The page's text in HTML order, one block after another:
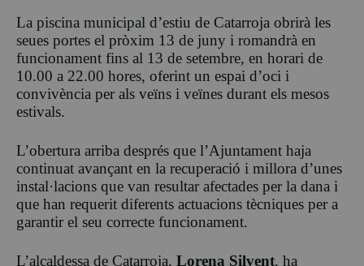
La piscina municipal d’estiu de Catarroja obrirà les
seues portes el pròxim 13 de juny i romandrà en
funcionament fins al 13 de setembre, en horari de
10.00 a 22.00 hores, oferint un espai d’oci i
convivència per als veïns i veïnes durant els mesos
estivals.
L’obertura arriba després que l’Ajuntament haja
continuat avançant en la recuperació i millora d’unes
instal·lacions que van resultar afectades per la dana i
que han requerit diferents actuacions tècniques per a
garantir el seu correcte funcionament.
L’alcaldessa de Catarroja, Lorena Silvent, ha